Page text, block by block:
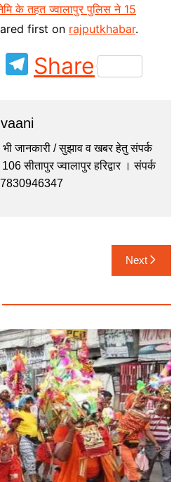
के तहत ज्वालापुर पुलिस ने 15
first on rajputkhabar.
M
s
e
n
T
el
gr
a
m
Share
भी जानकारी / सुझाव व खबर हेतु संपर्क
सीतापुर ज्वालापुर हरिद्वार । संपर्क
Next